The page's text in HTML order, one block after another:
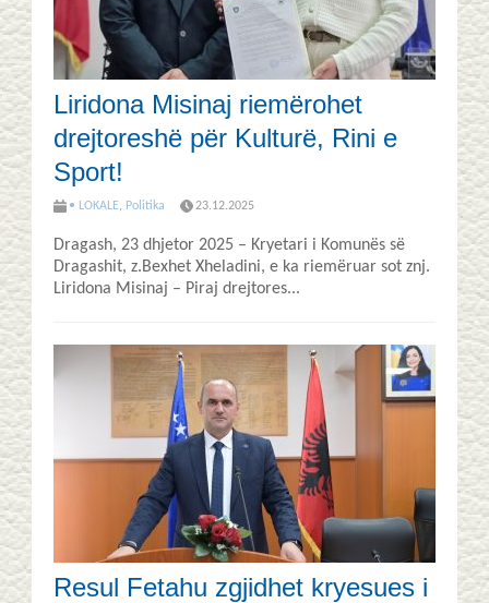
Liridona Misinaj riemërohet
drejtoreshë për Kulturë, Rini e
Sport!
• LOKALE, Politika 23.12.2025
Dragash, 23 dhjetor 2025 – Kryetari i Komunës së
Dragashit, z.Bexhet Xheladini, e ka riemëruar sot znj.
Liridona Misinaj – Piraj drejtores...
Resul Fetahu zgjidhet kryesues i